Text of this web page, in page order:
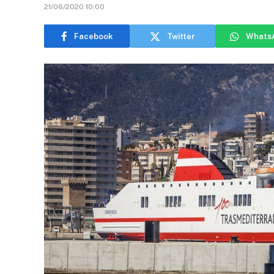
21/06/2020 10:00
Facebook Twitter